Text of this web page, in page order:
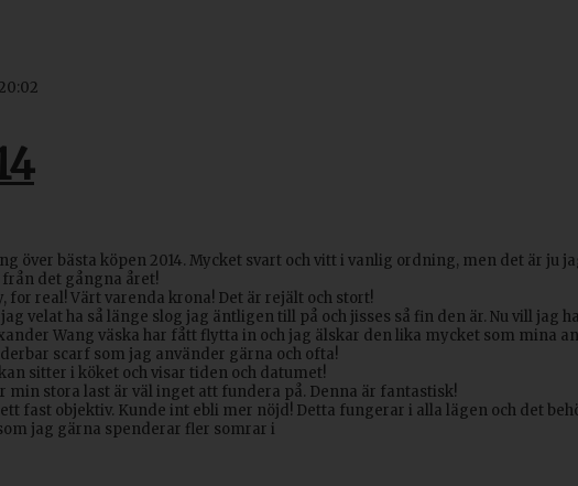
över bästa köpen 2014. Mycket svart och vitt i vanlig ordning, men det är ju
det gångna året!
for real! Värt varenda krona! Det är rejält och stort!
velat ha så länge slog jag äntligen till på och jisses så fin den är. Nu vill
Wang väska har fått flytta in och jag älskar den lika mycket som mina
scarf som jag använder gärna och ofta!
sitter i köket och visar tiden och datumet!
min stora last är väl inget att fundera på. Denna är fantastisk!
fast objektiv. Kunde int ebli mer nöjd! Detta fungerar i alla lägen och det
jag gärna spenderar fler somrar i